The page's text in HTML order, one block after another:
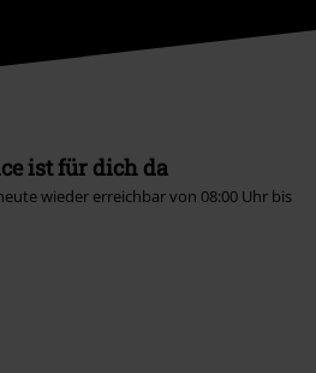
ist für dich da
wieder erreichbar von 08:00 Uhr bis